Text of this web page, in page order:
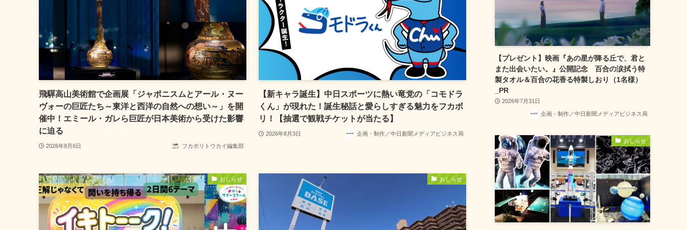
飛驒高山美術館で企画展「ジャポニスムとアール・ヌー
ヴォーの巨匠たち～東洋と西洋の自然への想い～」を開
催中！エミール・ガレら巨匠が日本美術から受けた影響
に迫る
2026年8月6日 フカボリトウカイ編集部
【新キャラ誕生】中日スポーツに熱い竜党の「コモドラ
くん」が現れた！誕生秘話と愛らしすぎる魅力をフカボ
リ！【抽選で観戦チケットが当たる】
2026年8月3日 企画・制作／中日新聞メディアビジネス局
おしらせ おしらせ
【プレゼント】映画『あの星が降る丘で、君と
また出会いたい。』公開記念 百合の涙拭う特
製タオル＆百合の花香る特製しおり（1名様）
_PR
2026年7月31日
企画・制作／中日新聞メディアビジネス局
おしらせ